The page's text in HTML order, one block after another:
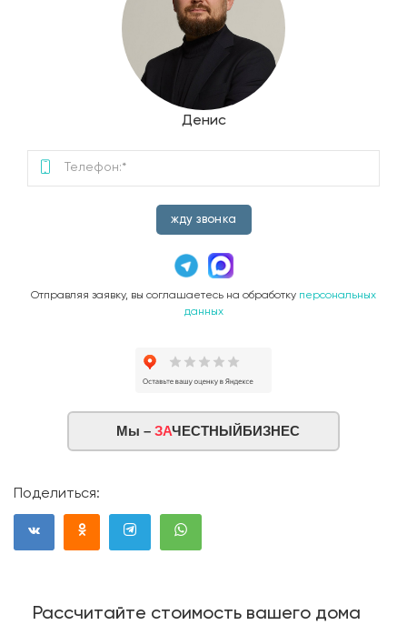
Денис
жду звонка
Отправляя заявку, вы соглашаетесь на обработку персональных
данных
Мы – ЗАЧЕСТНЫЙБИЗНЕС
Поделиться:
Рассчитайте стоимость вашего дома